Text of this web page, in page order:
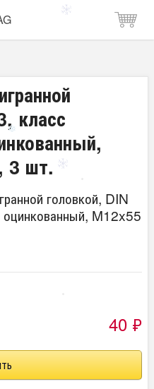
класс
3 шт.
головкой, DIN
M12x55
40 ₽